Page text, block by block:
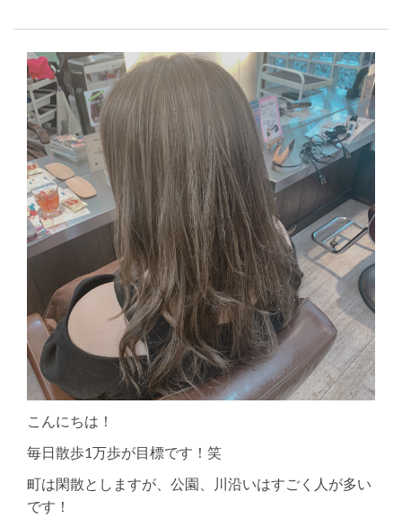
こんにちは！
毎日散歩1万歩が目標です！笑
町は閑散としますが、公園、川沿いはすごく人が多い
です！